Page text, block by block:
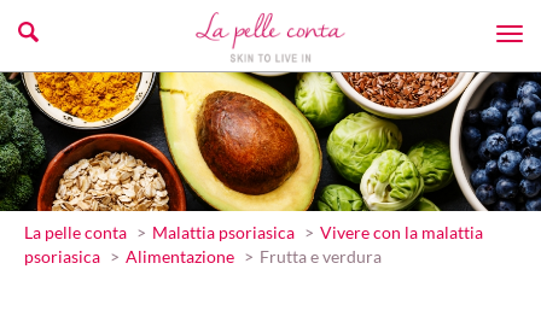
La pelle conta Malattia psoriasica
Vivere con la malattia
psoriasica
Alimentazione Frutta e verdura